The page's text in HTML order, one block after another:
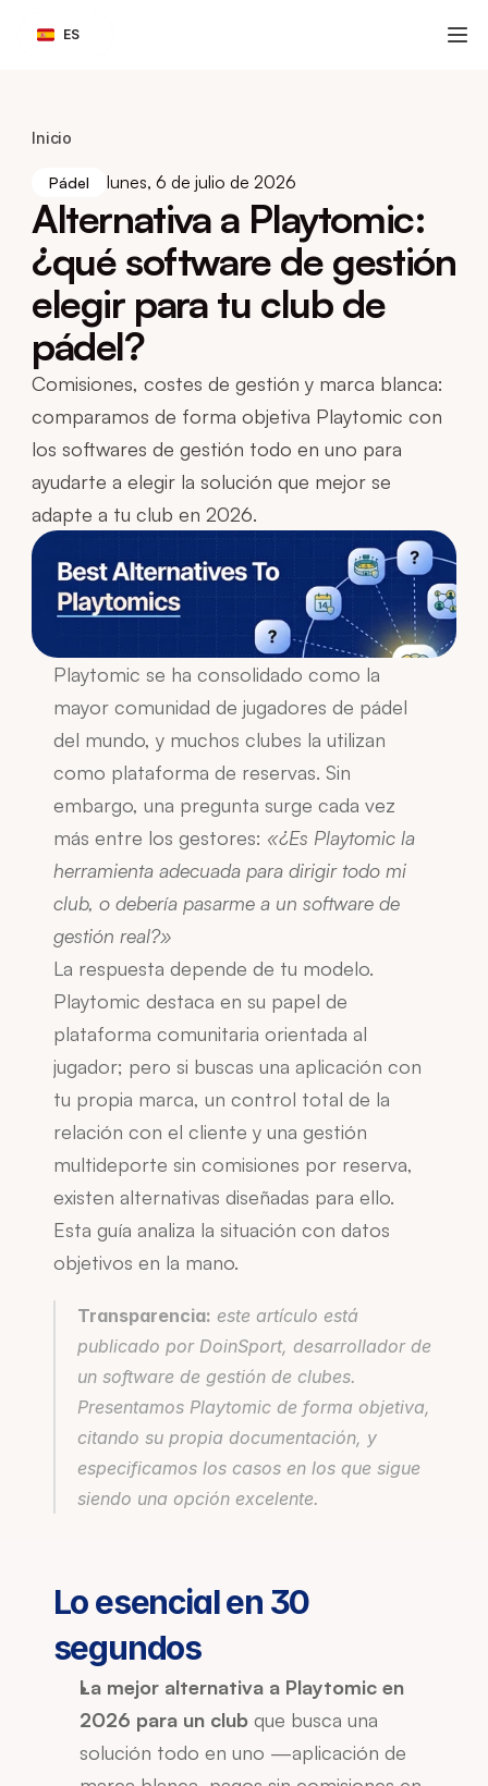
ES
Inicio
Pádel lunes, 6 de julio de 2026
Alternativa a Playtomic:
¿qué software de gestión
elegir para tu club de
pádel?
Comisiones, costes de gestión y marca blanca:
comparamos de forma objetiva Playtomic con
los softwares de gestión todo en uno para
ayudarte a elegir la solución que mejor se
adapte a tu club en 2026.
Playtomic se ha consolidado como la
mayor comunidad de jugadores de pádel
del mundo, y muchos clubes la utilizan
como plataforma de reservas. Sin
embargo, una pregunta surge cada vez
más entre los gestores: «¿Es Playtomic la
herramienta adecuada para dirigir todo mi
club, o debería pasarme a un software de
gestión real?»
La respuesta depende de tu modelo.
Playtomic destaca en su papel de
plataforma comunitaria orientada al
jugador; pero si buscas una aplicación con
tu propia marca, un control total de la
relación con el cliente y una gestión
multideporte sin comisiones por reserva,
existen alternativas diseñadas para ello.
Esta guía analiza la situación con datos
objetivos en la mano.
Transparencia: este artículo está
publicado por DoinSport, desarrollador de
un software de gestión de clubes.
Presentamos Playtomic de forma objetiva,
citando su propia documentación, y
especificamos los casos en los que sigue
siendo una opción excelente.
Lo esencial en 30
segundos
La mejor alternativa a Playtomic en
2026 para un club que busca una
solución todo en uno —aplicación de